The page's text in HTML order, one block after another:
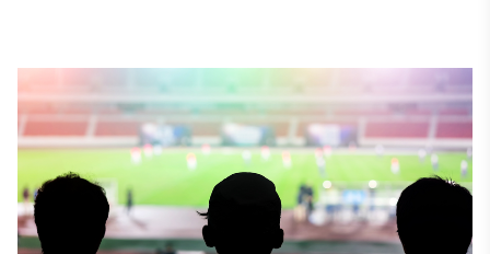
Broadcast
White Label
Plataforma para
conteúdos
personalizados
Soluções de Dados